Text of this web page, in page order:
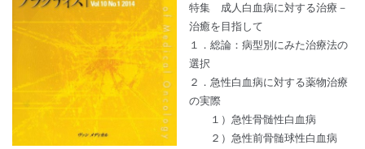
特集 成人白血病に対する治療－
治癒を目指して
１．総論：病型別にみた治療法の
選択
２．急性白血病に対する薬物治療
の実際
１）急性骨髄性白血病
２）急性前骨髄球性白血病